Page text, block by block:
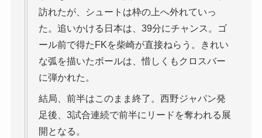
訪れたが、シュートは枠の上へ外れていっ
た。追いかける日本は、39分にチャンス。ゴ
ール前で得たFKを柴崎が直接ねらう。きれい
な弧を描いたボールは、惜しくもクロスバー
に弾かれた。
結局、前半はこのまま終了。西野ジャパン発
足後、3試合連続で前半にリードを奪われる展
開となる。